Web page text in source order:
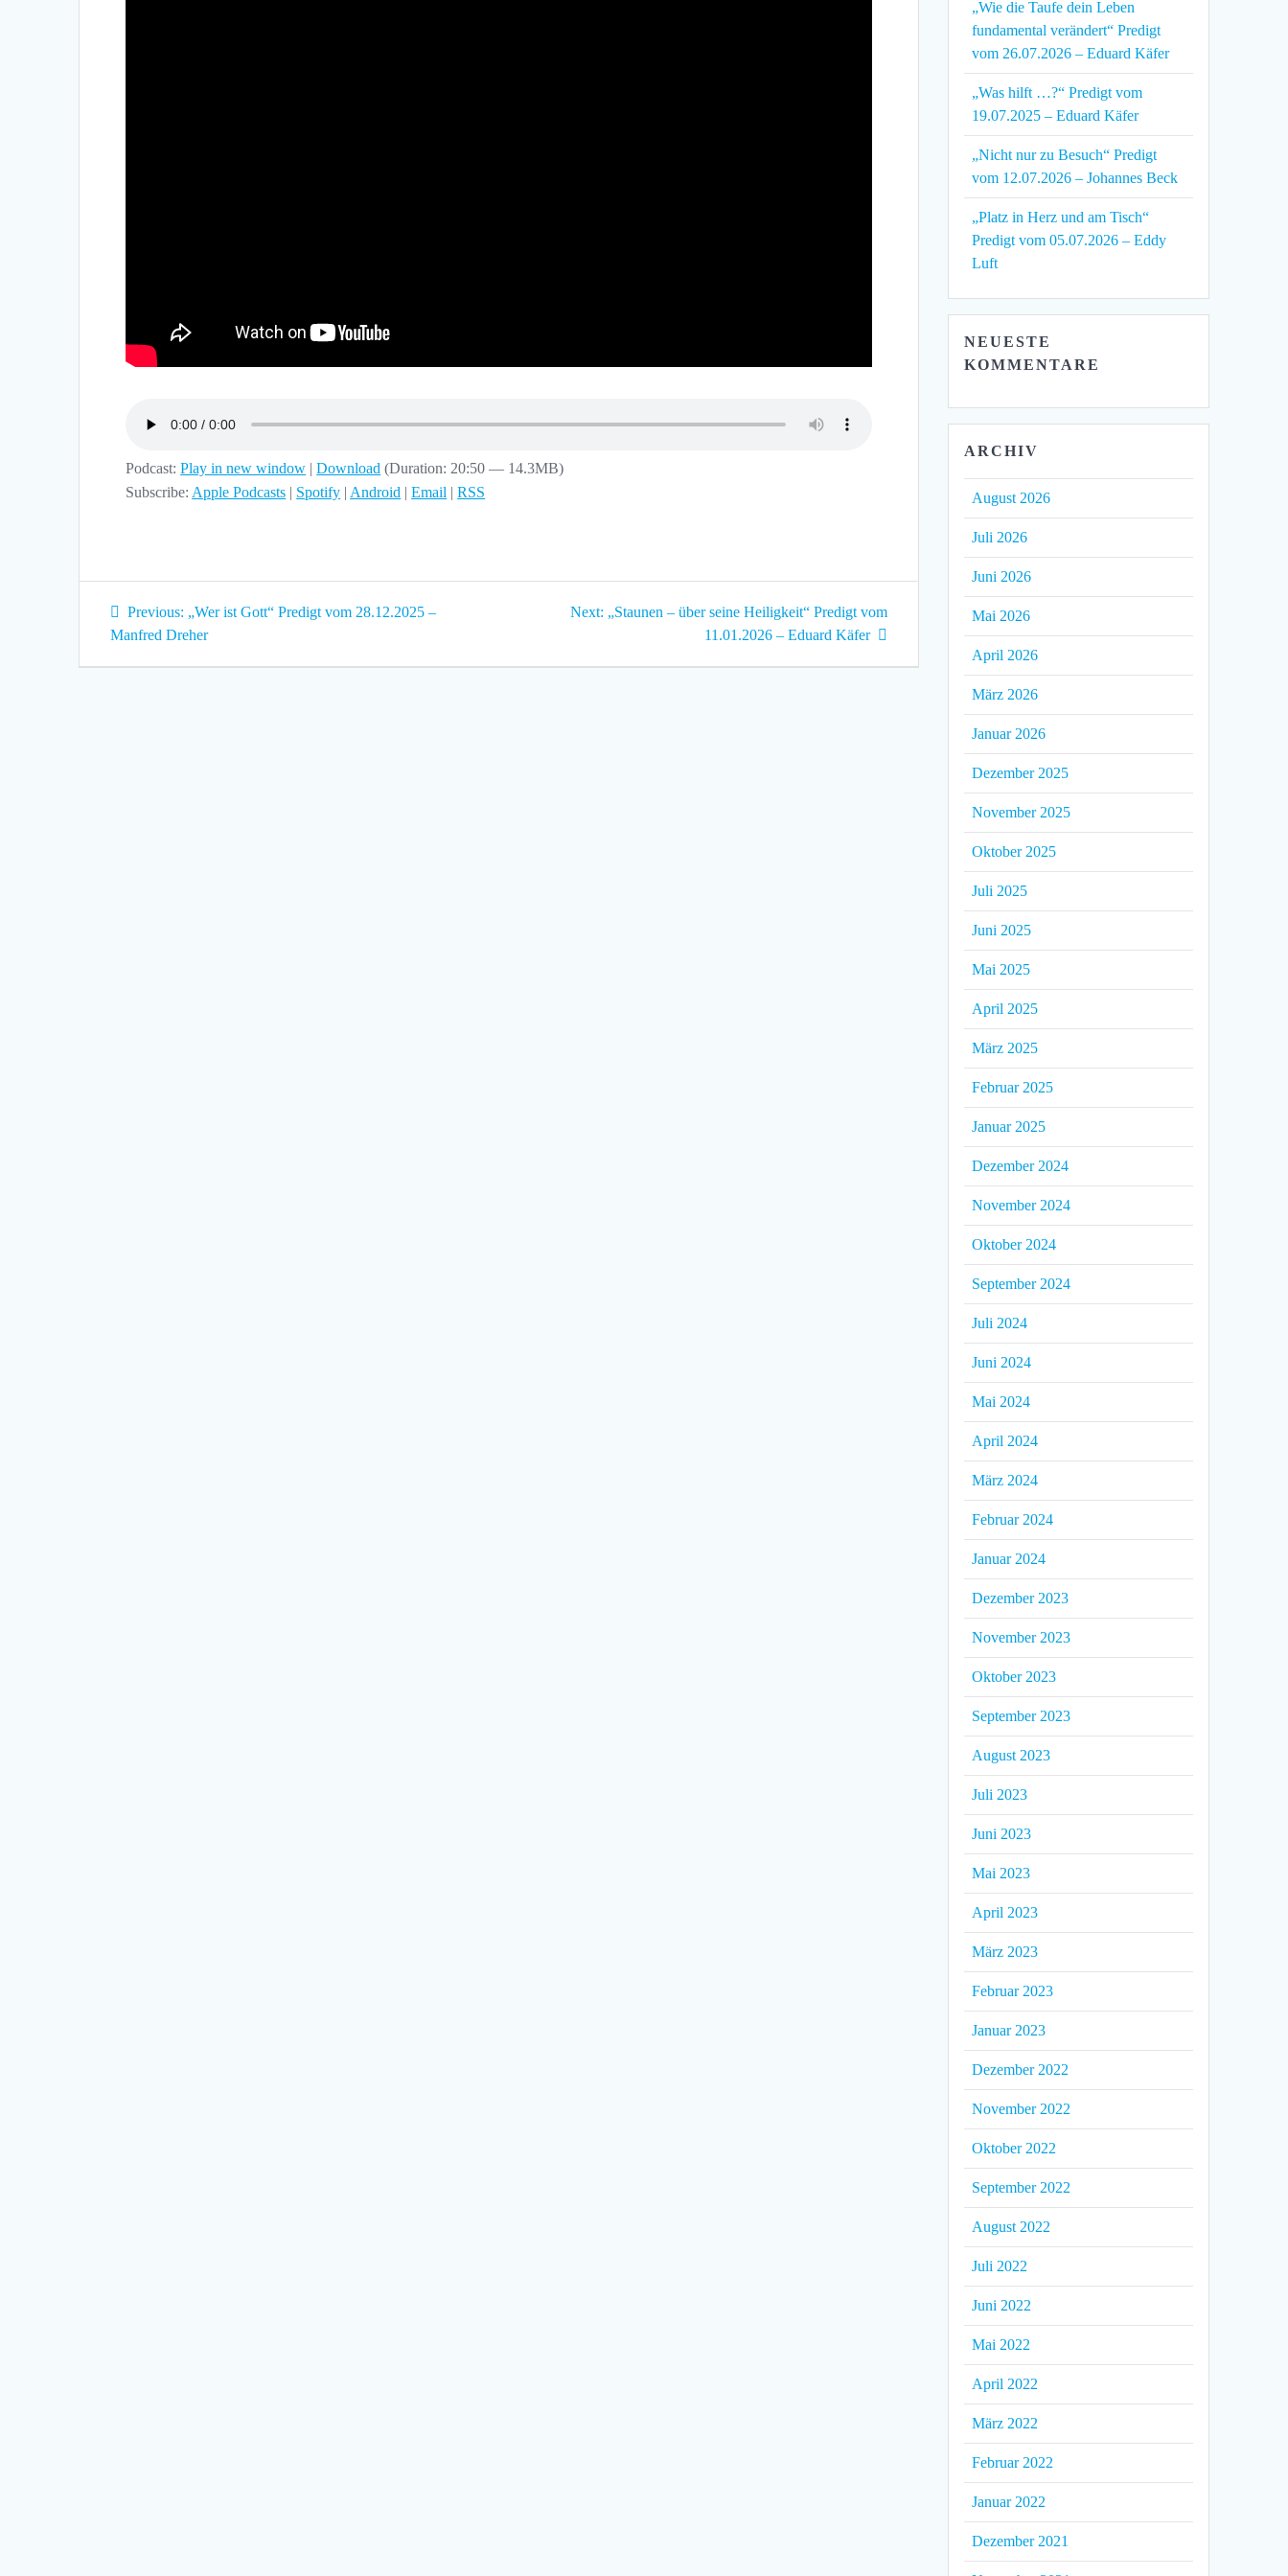
Podcast:Play in new window |Download (Duration: 20:50 — 14.3MB)
Subscribe: Apple Podcasts | Spotify | Android |Email |RSS
Beitragsnavigation
Previous:
Previous
post:
„Wer ist Gott“ Predigt vom 28.12.2025 –
Manfred Dreher
Next:
Next
„Staunen – über seine Heiligkeit“ Predigt vom
11.01.2026 – Eduard Käfer
„Wie die Taufe dein Leben
fundamental verändert“ Predigt
vom 26.07.2026 – Eduard Käfer
„Was hilft …?“ Predigt vom
19.07.2025 – Eduard Käfer
„Nicht nur zu Besuch“ Predigt
vom 12.07.2026 – Johannes Beck
„Platz in Herz und am Tisch“
Predigt vom 05.07.2026 – Eddy
Luft
NEUESTE
KOMMENTARE
ARCHIV
August 2026
Juli 2026
Juni 2026
Mai 2026
April 2026
März 2026
Januar 2026
Dezember 2025
November 2025
Oktober 2025
Juli 2025
Juni 2025
Mai 2025
April 2025
März 2025
Februar 2025
Januar 2025
Dezember 2024
November 2024
Oktober 2024
September 2024
Juli 2024
Juni 2024
Mai 2024
April 2024
März 2024
Februar 2024
Januar 2024
Dezember 2023
November 2023
Oktober 2023
September 2023
August 2023
Juli 2023
Juni 2023
Mai 2023
April 2023
März 2023
Februar 2023
Januar 2023
Dezember 2022
November 2022
Oktober 2022
September 2022
August 2022
Juli 2022
Juni 2022
Mai 2022
April 2022
März 2022
Februar 2022
Januar 2022
Dezember 2021